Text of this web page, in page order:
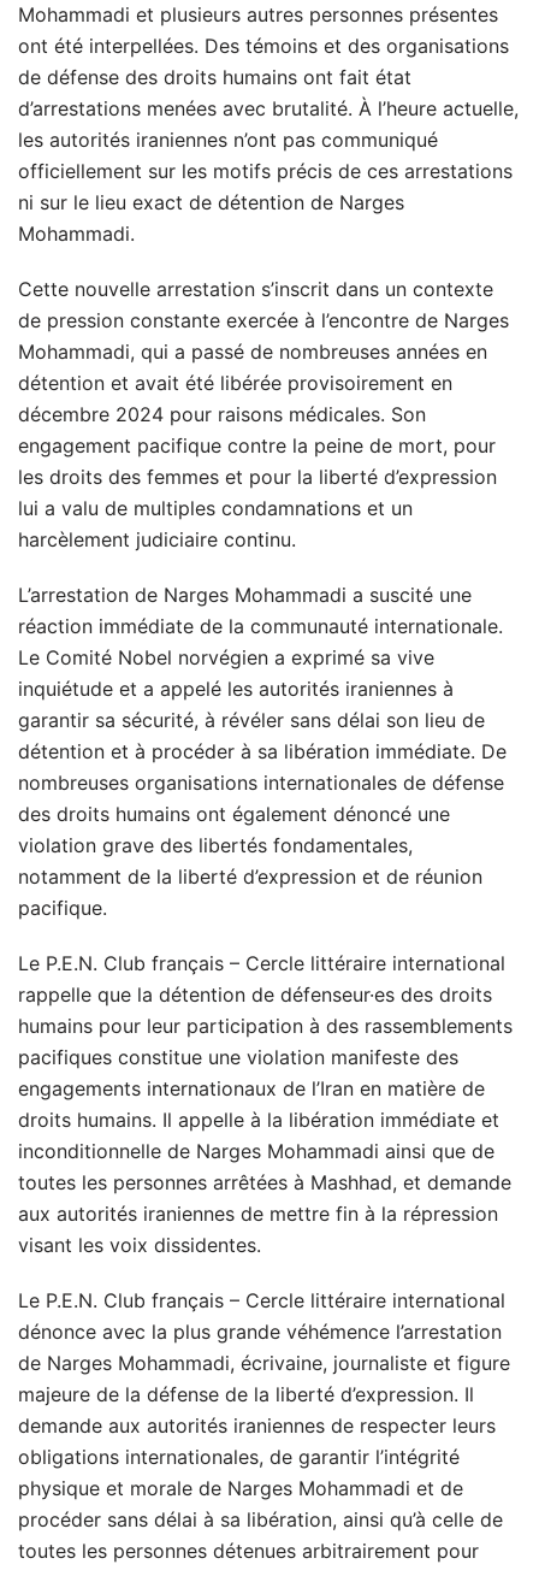
Mohammadi et plusieurs autres personnes présentes
ont été interpellées. Des témoins et des organisations
de défense des droits humains ont fait état
d’arrestations menées avec brutalité. À l’heure actuelle,
les autorités iraniennes n’ont pas communiqué
officiellement sur les motifs précis de ces arrestations
ni sur le lieu exact de détention de Narges
Mohammadi.
Cette nouvelle arrestation s’inscrit dans un contexte
de pression constante exercée à l’encontre de Narges
Mohammadi, qui a passé de nombreuses années en
détention et avait été libérée provisoirement en
décembre 2024 pour raisons médicales. Son
engagement pacifique contre la peine de mort, pour
les droits des femmes et pour la liberté d’expression
lui a valu de multiples condamnations et un
harcèlement judiciaire continu.
L’arrestation de Narges Mohammadi a suscité une
réaction immédiate de la communauté internationale.
Le Comité Nobel norvégien a exprimé sa vive
inquiétude et a appelé les autorités iraniennes à
garantir sa sécurité, à révéler sans délai son lieu de
détention et à procéder à sa libération immédiate. De
nombreuses organisations internationales de défense
des droits humains ont également dénoncé une
violation grave des libertés fondamentales,
notamment de la liberté d’expression et de réunion
pacifique.
Le P.E.N. Club français – Cercle littéraire international
rappelle que la détention de défenseur·es des droits
humains pour leur participation à des rassemblements
pacifiques constitue une violation manifeste des
engagements internationaux de l’Iran en matière de
droits humains. Il appelle à la libération immédiate et
inconditionnelle de Narges Mohammadi ainsi que de
toutes les personnes arrêtées à Mashhad, et demande
aux autorités iraniennes de mettre fin à la répression
visant les voix dissidentes.
Le P.E.N. Club français – Cercle littéraire international
dénonce avec la plus grande véhémence l’arrestation
de Narges Mohammadi, écrivaine, journaliste et figure
majeure de la défense de la liberté d’expression. Il
demande aux autorités iraniennes de respecter leurs
obligations internationales, de garantir l’intégrité
physique et morale de Narges Mohammadi et de
procéder sans délai à sa libération, ainsi qu’à celle de
toutes les personnes détenues arbitrairement pour